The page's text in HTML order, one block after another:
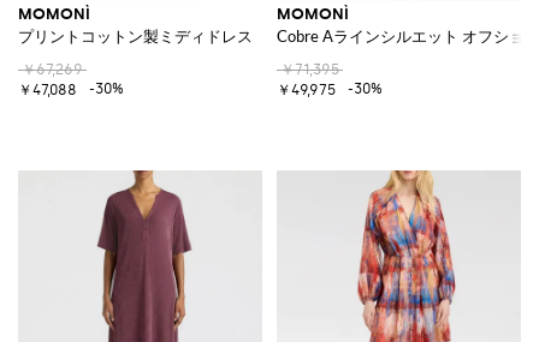
MOMONÌ
プリントコットン製ミディドレス
￥67,269
￥47,088
-30%
MOMONÌ
Cobre Aラインシルエット オフショ
￥71,395
￥49,975
-30%